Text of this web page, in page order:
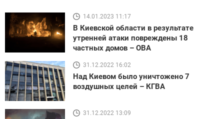
14.01.2023 11:17
В Киевской области в результате
утренней атаки повреждены 18
частных домов – ОВА
31.12.2022 16:02
Над Киевом было уничтожено 7
воздушных целей – КГВА
31.12.2022 13:09